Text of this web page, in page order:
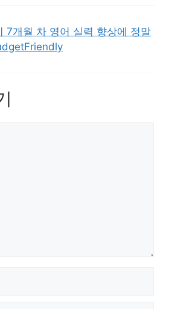
7개월 차 영어 실력 향상에 정말